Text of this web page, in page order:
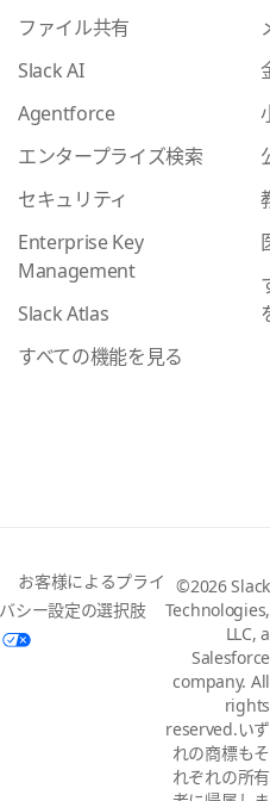
ファイル共有
Slack AI
Agentforce
エンタープライズ検索
セキュリティ
Enterprise Key
Management
Slack Atlas
すべての機能を見る
お客様によるプライ
バシー設定の選択肢
©2026 Slack
Technologies,
LLC, a
Salesforce
company. All
rights
reserved.いず
れの商標もそ
れぞれの所有